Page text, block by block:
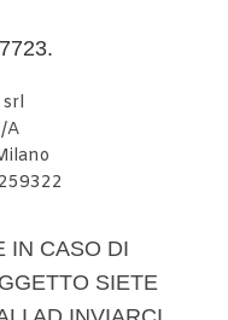
srl
A
IN CASO DI
SIETE